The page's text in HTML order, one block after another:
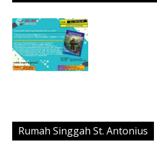
Rumah Singgah St. Antonius